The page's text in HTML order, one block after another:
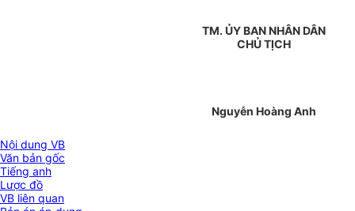
TM. ỦY BAN NHÂN DÂN
CHỦ TỊCH
Nguyễn Hoàng Anh
Nội dung VB
Văn bản gốc
Tiếng anh
Lược đồ
VB liên quan